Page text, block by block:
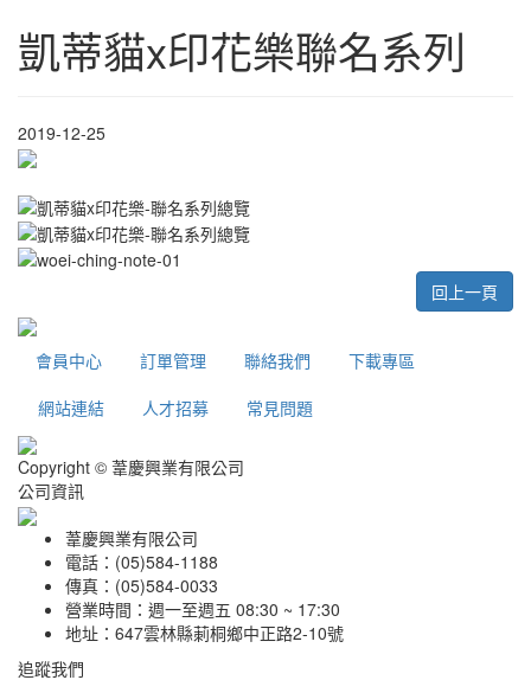
凱蒂貓x印花樂聯名系列
2019-12-25
回上一頁
會員中心 訂單管理 聯絡我們
下載專區
網站連結
人才招募 常見問題
Copyright © 葦慶興業有限公司
公司資訊
葦慶興業有限公司
電話：(05)584-1188
傳真：(05)584-0033
營業時間：週一至週五 08:30 ~ 17:30
地址：647雲林縣莿桐鄉中正路2-10號
追蹤我們